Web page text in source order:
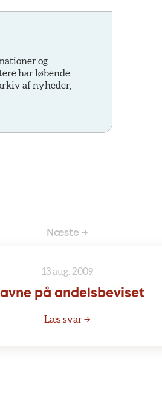
og
har løbende
af nyheder,
Næste →
13 aug. 2009
på andelsbeviset
Læs svar →